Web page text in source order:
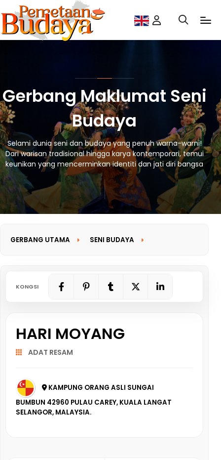
Gerbang Maklumat Seni
Budaya
Selami dunia seni dan budaya yang penuh warna-warni!
Dari warisan tradisional hingga karya kontemporari, temui
keunikan yang mencerminkan identiti dan jati diri bangsa
GERBANG UTAMA SENI BUDAYA
KONGSI
HARI MOYANG
ADAT RESAM
KAMPUNG ORANG ASLI SUNGAI
BUMBUN 42960 PULAU CAREY, KUALA LANGAT
SELANGOR, MALAYSIA.